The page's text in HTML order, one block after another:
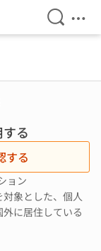
検索を
メ
る
する
ョン
象とした、個人
に居住している